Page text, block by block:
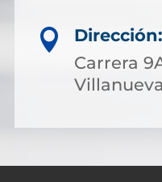

Dirección:
Carrera